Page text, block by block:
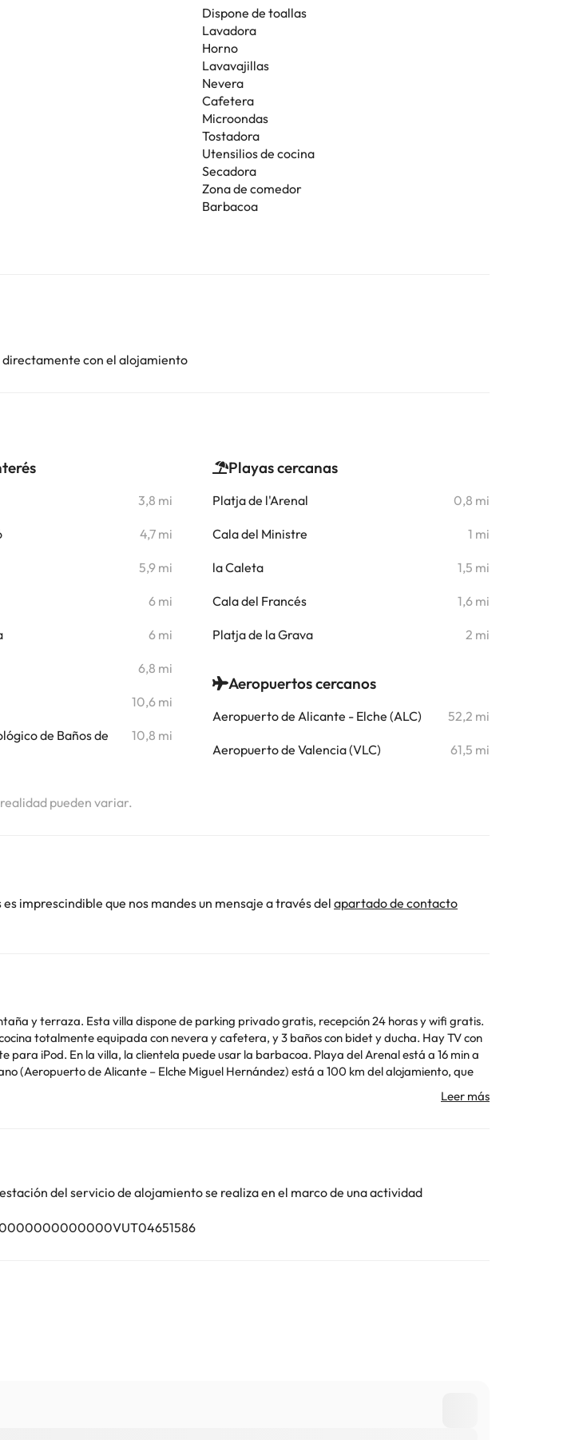
Dispone de toallas
Lavadora
Horno
Lavavajillas
Nevera
Cafetera
Microondas
Tostadora
Utensilios de cocina
Secadora
Zona de comedor
Barbacoa
con el alojamiento
3,8 mi
4,7 mi
5,9 mi
6 mi
6 mi
6,8 mi
10,6 mi
de Baños de
10,8 mi
Playas cercanas
Platja de l'Arenal 0,8 mi
Cala del Ministre 1 mi
la Caleta 1,5 mi
Cala del Francés 1,6 mi
Platja de la Grava 2 mi
Aeropuertos cercanos
Aeropuerto de Alicante - Elche (ALC) 52,2 mi
Aeropuerto de Valencia (VLC) 61,5 mi
pueden variar.
imprescindible que nos mandes un mensaje a través del apartado de contacto
y terraza. Esta villa dispone de parking privado gratis, recepción 24 horas y wifi gratis.
totalmente equipada con nevera y cafetera, y 3 baños con bidet y ducha. Hay TV con
está a 16 min a
(Aeropuerto de Alicante – Elche Miguel Hernández) está a 100 km del alojamiento, que
El alojamiento se pondrá en contacto contigo después de reservar para darte las
con el alojamiento. Los datos de contacto aparecen en la confirmación de la
del servicio de alojamiento se realiza en el marco de una actividad